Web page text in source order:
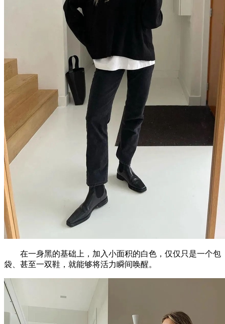
在一身黑的基础上，加入小面积的白色，仅仅只是一个包
袋、甚至一双鞋，就能够将活力瞬间唤醒。